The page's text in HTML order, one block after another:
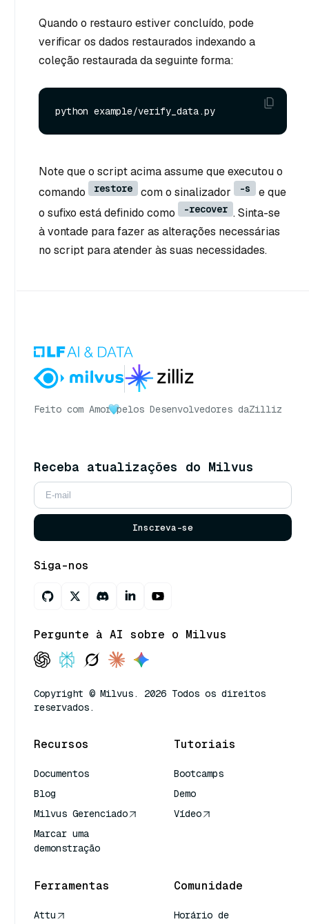
Quando o restauro estiver concluído, pode
verificar os dados restaurados indexando a
coleção restaurada da seguinte forma:
Note que o script acima assume que executou o
comando
restore com o sinalizador -s
e que
o sufixo está definido como
-recover . Sinta-se
à vontade para fazer as alterações necessárias
no script para atender às suas necessidades.
Feito com Amor pelos Desenvolvedores daZilliz
Receba atualizações do Milvus
Inscreva-se
Siga-nos
Pergunte à AI sobre o Milvus
Copyright © Milvus. 2026 Todos os direitos
reservados.
Recursos
Documentos
Blog
Milvus Gerenciado
Marcar uma
demonstração
Tutoriais
Bootcamps
Demo
Vídeo
Ferramentas
Attu
Comunidade
Horário de